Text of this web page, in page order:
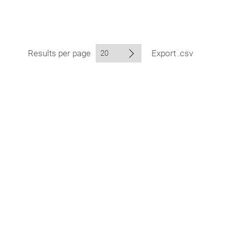
Results per page Export .csv